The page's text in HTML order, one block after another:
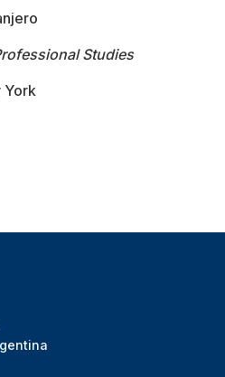
Studies
York